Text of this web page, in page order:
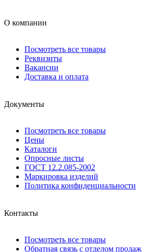
О компании
Посмотреть все товары
Реквизиты
Вакансии
Доставка и оплата
Документы
Посмотреть все товары
Цены
Каталоги
Опросные листы
ГОСТ 12.2.085-2002
Маркировка изделий
Политика конфиденциальности
Контакты
Посмотреть все товары
Обратная связь с отделом продаж